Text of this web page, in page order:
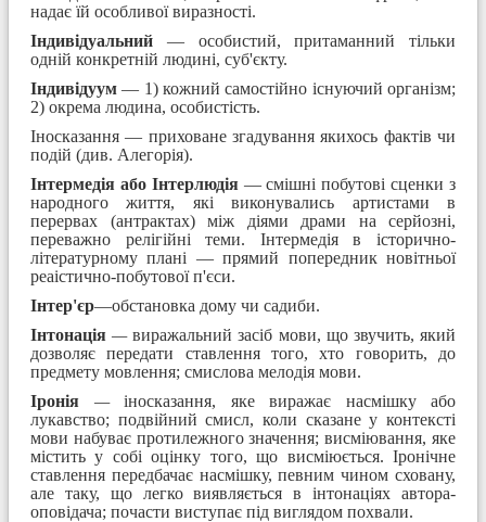
надає їй особливої виразності.
Індивідуальний — особистий, притаманний тільки
одній конкретній людині, суб'єкту.
Індивідуум — 1) кожний самостійно існуючий організм;
2) окрема людина, особистість.
Іносказання — приховане згадування якихось фактів чи
подій (див. Алегорія).
Інтермедія або Інтерлюдія— смішні побутові сценки з
народного життя, які виконувались артистами в
перервах (антрактах) між діями драми на серйозні,
переважно релігійні теми. Інтермедія в історично-
літературному плані — прямий попередник новітньої
реаістично-побутової п'єси.
Інтер'єр—обстановка дому чи садиби.
Інтонація —виражальний засіб мови, що звучить, який
дозволяє передати ставлення того, хто говорить, до
предмету мовлення; смислова мелодія мови.
Іронія
— іносказання, яке виражає насмішку або
лукавство; подвійний смисл, коли сказане у контексті
мови набуває протилежного значення; висміювання, яке
містить у собі оцінку того, що висміюється. Іронічне
ставлення передбачає насмішку, певним чином сховану,
але таку, що легко виявляється в інтонаціях автора-
оповідача; почасти виступає під виглядом похвали.